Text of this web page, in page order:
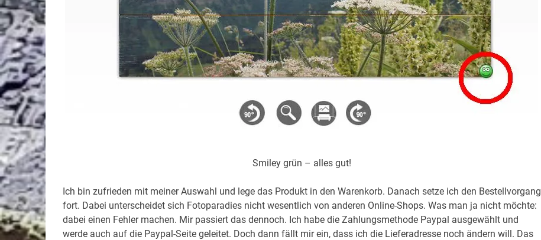
Smiley grün – alles gut!
Ich bin zufrieden mit meiner Auswahl und lege das Produkt in den Warenkorb. Danach setze ich den Bestellvorgang
fort. Dabei unterscheidet sich Fotoparadies nicht wesentlich von anderen Online-Shops. Was man ja nicht möchte:
dabei einen Fehler machen. Mir passiert das dennoch. Ich habe die Zahlungsmethode Paypal ausgewählt und
werde auch auf die Paypal-Seite geleitet. Doch dann fällt mir ein, dass ich die Lieferadresse noch ändern will. Das